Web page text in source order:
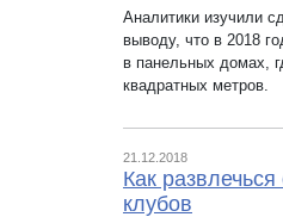
Аналитики изучили
выводу, что в 2018
в панельных домах,
квадратных метров.
21.12.2018
Как
клубов